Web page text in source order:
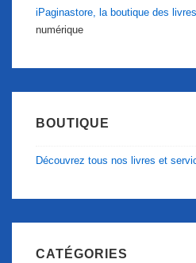
iPaginastore, la boutique des
numérique
BOUTIQUE
Découvrez tous nos livres et
CATÉGORIES